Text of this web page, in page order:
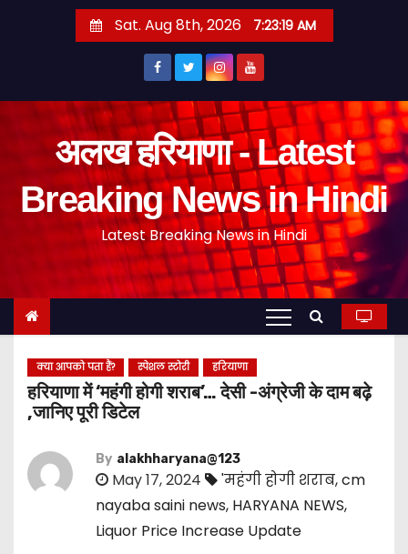
Sat. Aug 8th, 2026 7:23:20 AM
अलख हरियाणा - Latest
Breaking News in Hindi
Latest Breaking News in Hindi
क्या आपको पता हैं? स्पेशल स्टोरी हरियाणा
हरियाणा में ‘महंगी होगी शराब’… देसी -अंग्रेजी के दाम बढ़े
,जानिए पूरी डिटेल
By alakhharyana@123
May 17, 2024 'महंगी होगी शराब,cm
nayaba saini news, HARYANA NEWS,
Liquor Price Increase Update